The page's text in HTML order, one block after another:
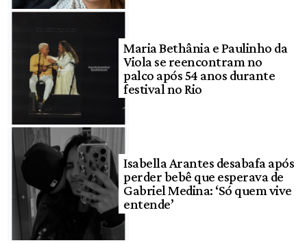
Maria Bethânia e Paulinho da
Viola se reencontram no
palco após 54 anos durante
festival no Rio
Isabella Arantes desabafa após
perder bebê que esperava de
Gabriel Medina: ‘Só quem vive
entende’